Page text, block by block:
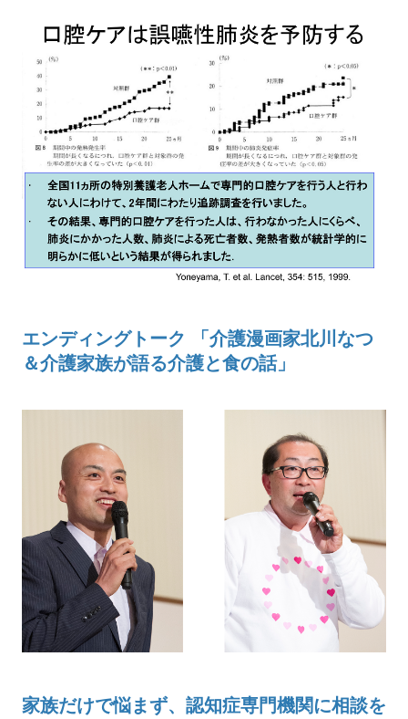
エンディングトーク 「介護漫画家北川なつ
＆介護家族が語る介護と食の話」
家族だけで悩まず、認知症専門機関に相談を